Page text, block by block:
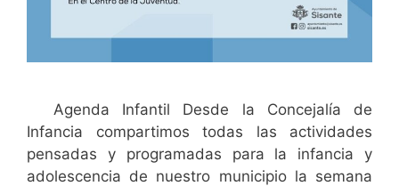
Agenda Infantil Desde la Concejalía de
Infancia compartimos todas las actividades
pensadas y programadas para la infancia y
adolescencia de nuestro municipio la semana